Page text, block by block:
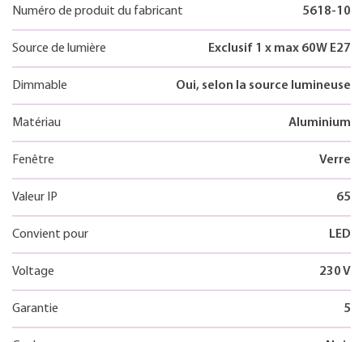
Numéro de produit du fabricant 5618-10
Source de lumière Exclusif 1 x max 60W E27
Dimmable Oui, selon la source lumineuse
Matériau Aluminium
Fenêtre Verre
Valeur IP 65
Convient pour LED
Voltage 230 V
Garantie 5